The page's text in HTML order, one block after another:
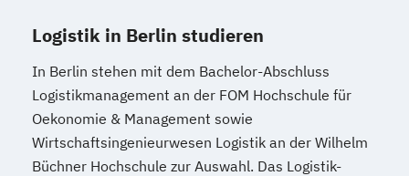
Logistik in Berlin studieren
In Berlin stehen mit dem Bachelor-Abschluss
Logistikmanagement an der FOM Hochschule für
Oekonomie & Management sowie
Wirtschaftsingenieurwesen Logistik an der Wilhelm
Büchner Hochschule zur Auswahl. Das Logistik-